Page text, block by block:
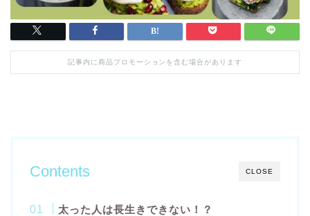
記事内に商品プロモーションを含む場合があります
CLOSE
Contents
太った人は長生きできない！？